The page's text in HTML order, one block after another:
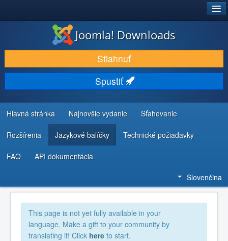
STIAHNUŤ & ROZŠÍRIŤ
OBJAVUJTE & UČTE SA
KOMUNITA & PODPORA
ZDROJE INFORMÁCIÍ PRE VÝVOJÁROV
Joomla! Downloads
Stiahnuť
Spustiť
Hlavná stránka Najnovšie vydanie Sťahovanie
Rozšírenia Jazykové balíčky Technické požiadavky
FAQ API dokumentácia
Slovenčina
This page is not yet fully available in your
language. Make a gift to your community by
translating it! Click here to start.